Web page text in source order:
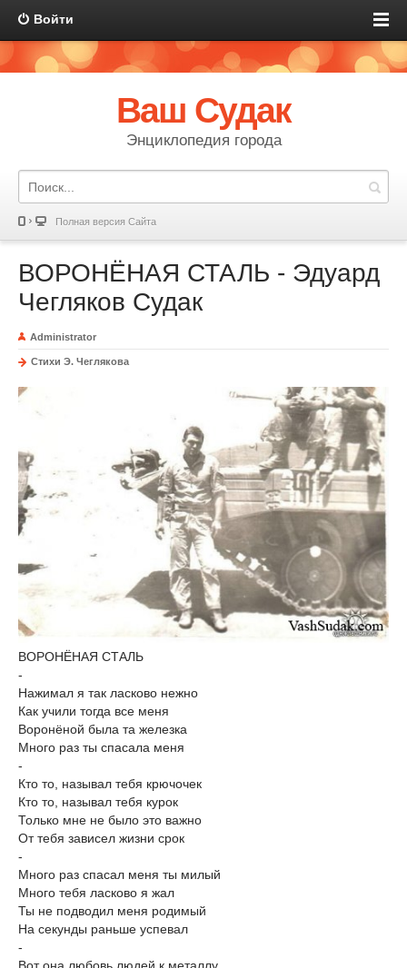
Войти
Ваш Судак
Энциклопедия города
Полная версия Сайта
ВОРОНЁНАЯ СТАЛЬ - Эдуард
Чегляков Судак
Administrator
Стихи Э. Чеглякова
ВОРОНЁНАЯ СТАЛЬ
-
Нажимал я так ласково нежно
Как учили тогда все меня
Воронёной была та железка
Много раз ты спасала меня
-
Кто то, называл тебя крючочек
Кто то, называл тебя курок
Только мне не было это важно
От тебя зависел жизни срок
-
Много раз спасал меня ты милый
Много тебя ласково я жал
Ты не подводил меня родимый
На секунды раньше успевал
-